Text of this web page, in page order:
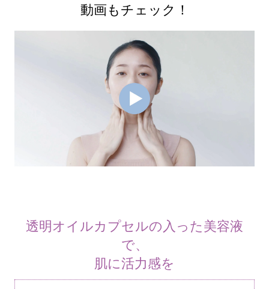
動画もチェック！
透明オイルカプセルの入った美容液
で、
肌に活力感を